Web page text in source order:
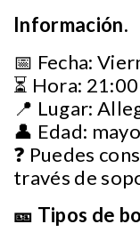
Información.
📅 Fecha:
⏳ Hora:
📍 Lugar:
👤 Edad:
❓ Puedes
través de
🎫 Tipos de